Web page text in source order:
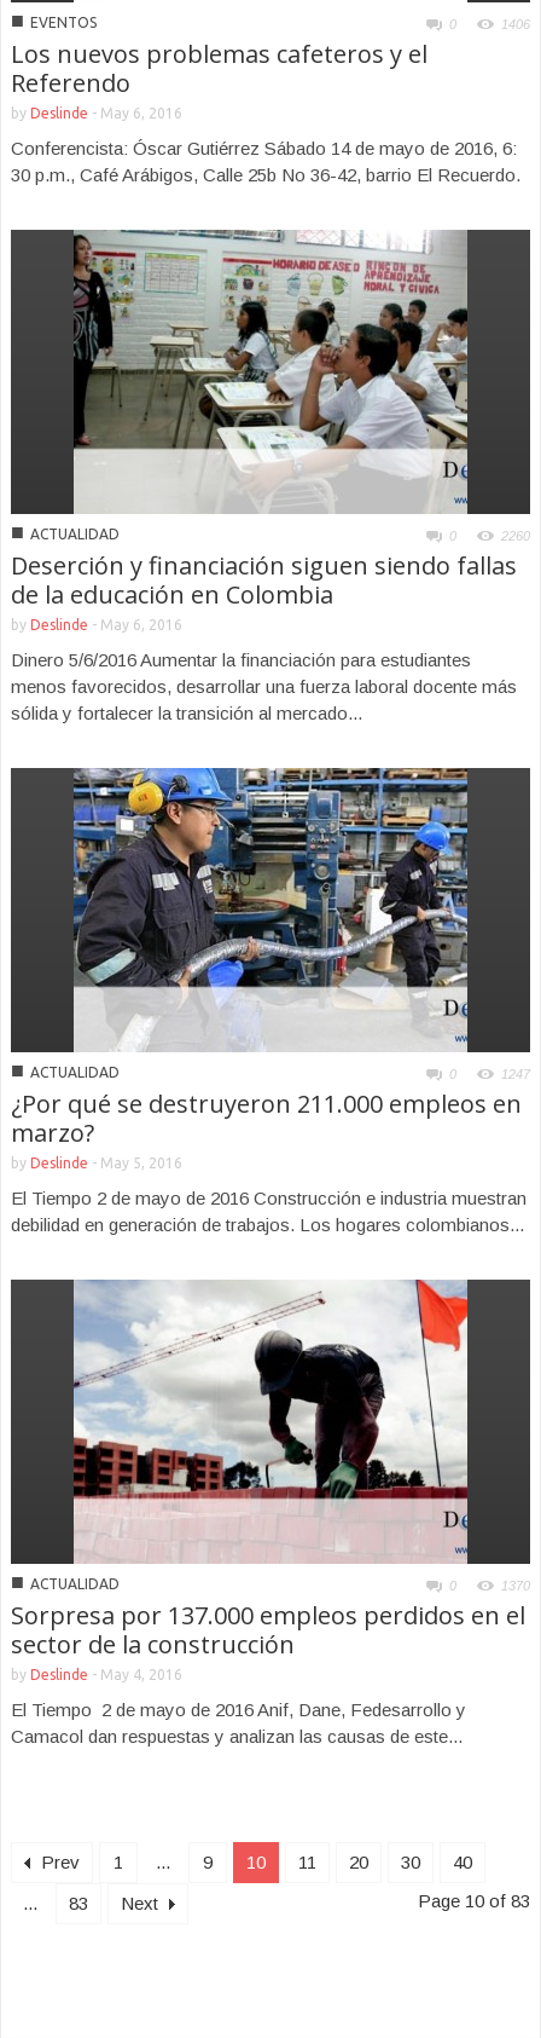
■ EVENTOS 0 1406
Los nuevos problemas cafeteros y el
Referendo
by Deslinde - May 6, 2016
Conferencista: Óscar Gutiérrez Sábado 14 de mayo de 2016, 6:
30 p.m., Café Arábigos, Calle 25b No 36-42, barrio El Recuerdo.
■ ACTUALIDAD 0 2260
Deserción y financiación siguen siendo fallas
de la educación en Colombia
by Deslinde - May 6, 2016
Dinero 5/6/2016 Aumentar la financiación para estudiantes
menos favorecidos, desarrollar una fuerza laboral docente más
sólida y fortalecer la transición al mercado...
■ ACTUALIDAD 0 1247
¿Por qué se destruyeron 211.000 empleos en
marzo?
by Deslinde - May 5, 2016
El Tiempo 2 de mayo de 2016 Construcción e industria muestran
debilidad en generación de trabajos. Los hogares colombianos...
■ ACTUALIDAD 0 1370
Sorpresa por 137.000 empleos perdidos en el
sector de la construcción
by Deslinde - May 4, 2016
El Tiempo 2 de mayo de 2016 Anif, Dane, Fedesarrollo y
Camacol dan respuestas y analizan las causas de este...
Prev 1 ... 9 10 11 20 30
40
...
83 Next Page 10 of 83